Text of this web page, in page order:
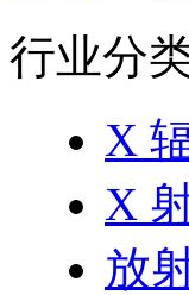
行业分
X
X
放